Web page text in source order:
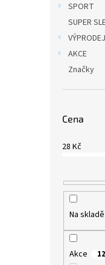
SPORT
SUPER
VÝPRODEJ
AKCE
Značky
Cena
28 Kč
Na skladě
Akce